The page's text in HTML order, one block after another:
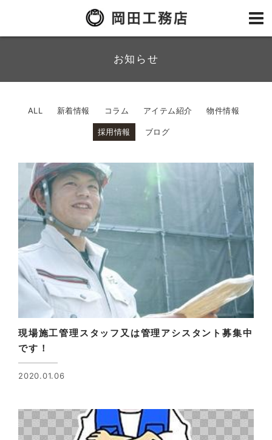
お知らせ
ALL 新着情報 コラム アイテム紹介 物件情報
採用情報 ブログ
現場施工管理スタッフ又は管理アシスタント募集中
です！
2020.01.06